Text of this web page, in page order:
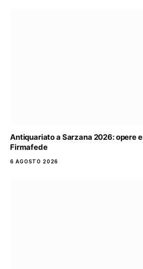
Antiquariato a Sarzana 2026: opere
Firmafede
6 AGOSTO 2026